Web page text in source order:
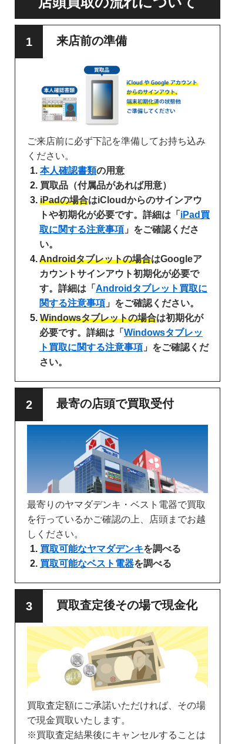
来店前の準備
ご来店前に必ず下記を準備してお持ち込み
ください。
本人確認書類の用意
買取品（付属品があれば用意）
iPadの場合はiCloudからのサインアウ
トや初期化が必要です。詳細は「 iPad買
取に関する注意事項 」をご確認くださ
い。
Androidタブレットの場合はGoogleア
カウントサインアウト初期化が必要で
す。詳細は「 Androidタブレット買取に
関する注意事項 」をご確認ください。
Windowsタブレットの場合は初期化が
必要です。詳細は「 Windowsタブレッ
ト買取に関する注意事項 」をご確認くだ
さい。
最寄の店頭で買取受付
最寄りのヤマダデンキ・ベスト電器で買取
を行っているかご確認の上、店頭までお越
しください。
買取可能なヤマダデンキを調べる
買取可能なベスト電器を調べる
買取査定後その場で現金化
買取査定額にご承諾いただければ、その場
で現金買取いたします。
※買取査定結果後にキャンセルすることは